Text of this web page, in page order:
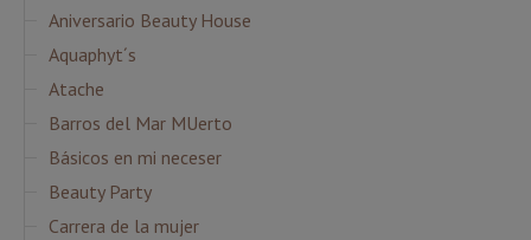
Aniversario Beauty House
Aquaphyt´s
Atache
Barros del Mar MUerto
Básicos en mi neceser
Beauty Party
Carrera de la mujer